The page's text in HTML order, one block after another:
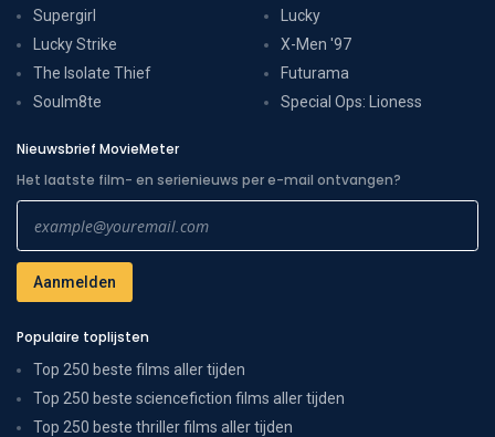
Supergirl
Lucky Strike
The Isolate Thief
Soulm8te
Lucky
X-Men '97
Futurama
Special Ops: Lioness
Nieuwsbrief MovieMeter
Het laatste film- en serienieuws per e-mail ontvangen?
Populaire toplijsten
Top 250 beste films aller tijden
Top 250 beste sciencefiction films aller tijden
Top 250 beste thriller films aller tijden